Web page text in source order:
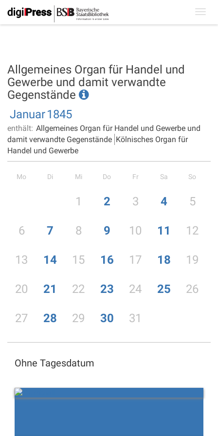
Allgemeines Organ für Handel und
Gewerbe und damit verwandte
Gegenstände
Januar1845
enthält: Allgemeines Organ für Handel und Gewerbe und
damit verwandte Gegenstände Kölnisches Organ für
Handel und Gewerbe
Mo Di Mi Do Fr Sa So
1 2 3 4 5
6 7 8 9 10 11 12
13 14 15 16 17 18 19
20 21 22 23 24 25 26
27 28 29 30 31
Ohne Tagesdatum